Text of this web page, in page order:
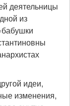
деятельницы
из
идеи,
изменения,